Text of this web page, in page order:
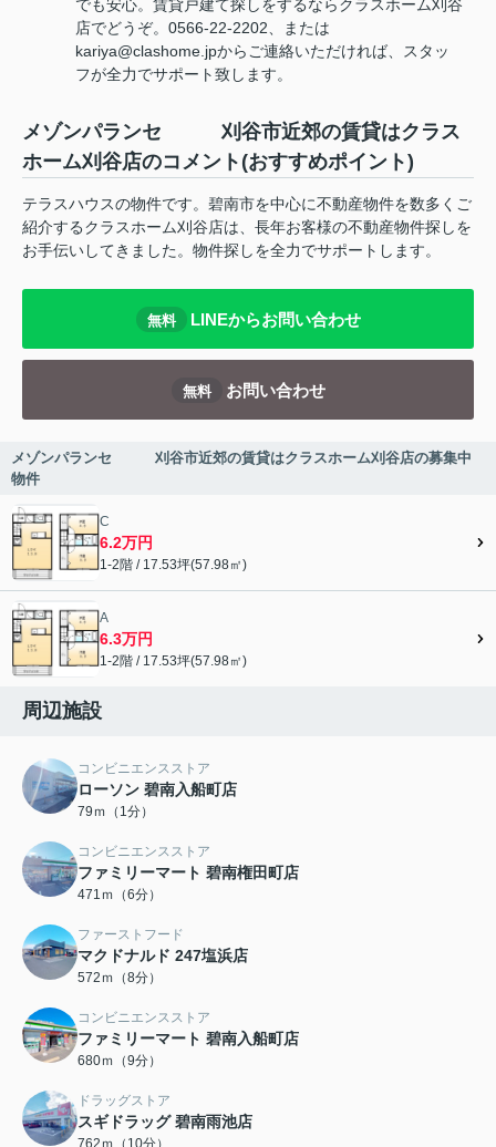
でも安心。賃貸戸建て探しをするならクラスホーム刈谷
店でどうぞ。0566-22-2202、または
kariya@clashome.jpからご連絡いただければ、スタッ
フが全力でサポート致します。
メゾンパランセ 刈谷市近郊の賃貸はクラス
ホーム刈谷店のコメント(おすすめポイント)
テラスハウスの物件です。碧南市を中心に不動産物件を数多くご
紹介するクラスホーム刈谷店は、長年お客様の不動産物件探しを
お手伝いしてきました。物件探しを全力でサポートします。
無料 LINEからお問い合わせ
無料 お問い合わせ
メゾンパランセ 刈谷市近郊の賃貸はクラスホーム刈谷店の募集中
物件
C
6.2万円
1-2階 / 17.53坪(57.98㎡)
A
6.3万円
1-2階 / 17.53坪(57.98㎡)
周辺施設
コンビニエンスストア
ローソン 碧南入船町店
79ｍ（1分）
コンビニエンスストア
ファミリーマート 碧南権田町店
471ｍ（6分）
ファーストフード
マクドナルド 247塩浜店
572ｍ（8分）
コンビニエンスストア
ファミリーマート 碧南入船町店
680ｍ（9分）
ドラッグストア
スギドラッグ 碧南雨池店